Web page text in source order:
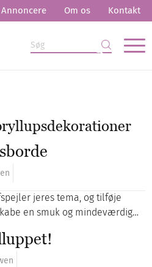
Annoncere Om os Kontakt
jeres tema, og tilføje
en smuk og mindeværdig…